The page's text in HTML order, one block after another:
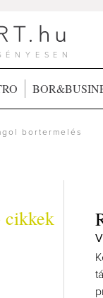
bortermelés
cikkek